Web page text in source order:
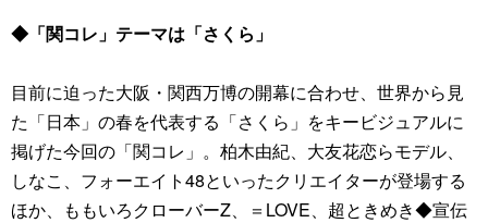
◆「関コレ」テーマは「さくら」
目前に迫った大阪・関西万博の開幕に合わせ、世界から見
た「日本」の春を代表する「さくら」をキービジュアルに
掲げた今回の「関コレ」。柏木由紀、大友花恋らモデル、
しなこ、フォーエイト48といったクリエイターが登場する
ほか、ももいろクローバーZ、＝LOVE、超ときめき◆宣伝